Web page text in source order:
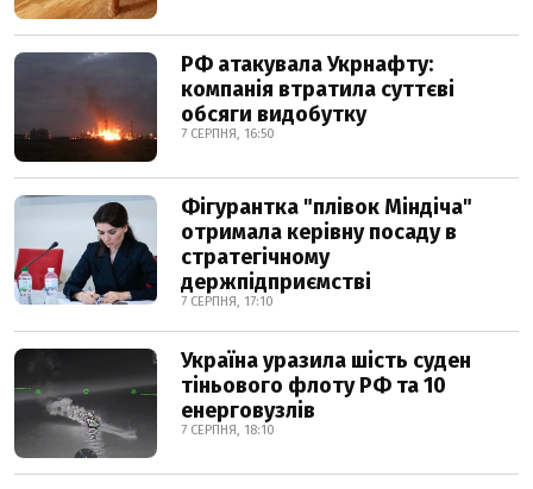
РФ атакувала Укрнафту:
компанія втратила суттєві
обсяги видобутку
7 СЕРПНЯ, 16:50
Фігурантка "плівок Міндіча"
отримала керівну посаду в
стратегічному
держпідприємстві
7 СЕРПНЯ, 17:10
Україна уразила шість суден
тіньового флоту РФ та 10
енерговузлів
7 СЕРПНЯ, 18:10